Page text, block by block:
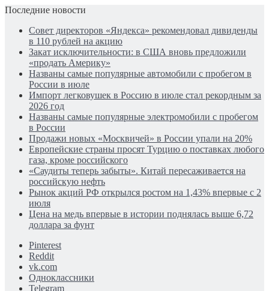
Последние новости
Совет директоров «Яндекса» рекомендовал дивиденды
в 110 рублей на акцию
Закат исключительности: в США вновь предложили
«продать Америку»
Названы самые популярные автомобили с пробегом в
России в июле
Импорт легковушек в Россию в июле стал рекордным за
2026 год
Названы самые популярные электромобили с пробегом
в России
Продажи новых «Москвичей» в России упали на 20%
Европейские страны просят Турцию о поставках любого
газа, кроме российского
«Саудиты теперь забыты». Китай пересаживается на
российскую нефть
Рынок акций РФ открылся ростом на 1,43% впервые с 2
июля
Цена на медь впервые в истории поднялась выше 6,72
доллара за фунт
Pinterest
Reddit
vk.com
Одноклассники
Telegram